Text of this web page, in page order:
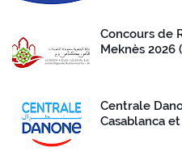
Concours de
Meknès 2026
Centrale
Casablanca